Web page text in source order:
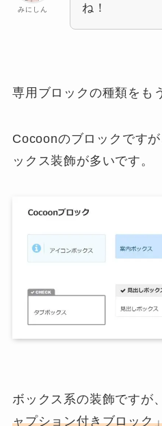
みにしん
ね！
専用ブロックの種類をも
Cocoonのブロックです
ックス装飾が多いです。
ボックス系の装飾ですが、
ャプション付きブロック